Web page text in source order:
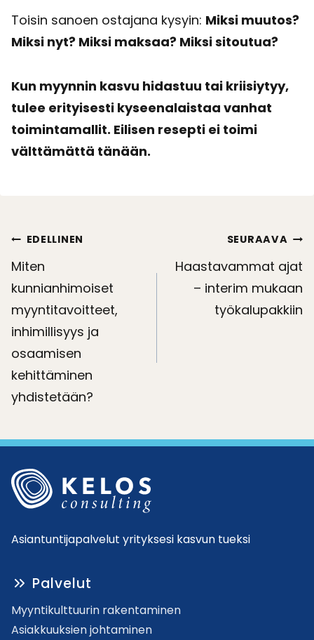
Toisin sanoen ostajana kysyin: Miksi muutos?
Miksi nyt? Miksi maksaa? Miksi sitoutua?
Kun myynnin kasvu hidastuu tai kriisiytyy,
tulee erityisesti kyseenalaistaa vanhat
toimintamallit. Eilisen resepti ei toimi
välttämättä tänään.
Artikkelien
selaus
EDELLINEN
Miten
kunnianhimoiset
myyntitavoitteet,
inhimillisyys ja
osaamisen
kehittäminen
yhdistetään?
SEURAAVA
Haastavammat ajat
– interim mukaan
työkalupakkiin
Asiantuntijapalvelut yrityksesi kasvun tueksi
Palvelut
Myyntikulttuurin rakentaminen
Asiakkuuksien johtaminen